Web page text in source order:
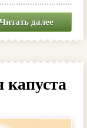
Читать далее
капуста